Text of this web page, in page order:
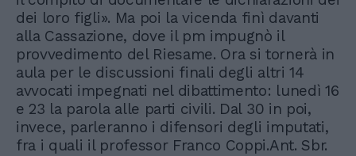
dei loro figli». Ma poi la vicenda finì davanti
alla Cassazione, dove il pm impugnò il
provvedimento del Riesame. Ora si tornerà in
aula per le discussioni finali degli altri 14
avvocati impegnati nel dibattimento: lunedì 16
e 23 la parola alle parti civili. Dal 30 in poi,
invece, parleranno i difensori degli imputati,
fra i quali il professor Franco Coppi.Ant. Sbr.